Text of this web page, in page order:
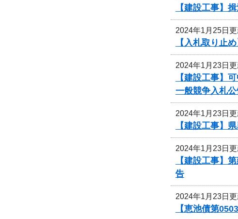
【建設工事
2024年1月25日
【入札取り止
2024年1月23日
【建設工事】
一般競争入札
2024年1月23日
【建設工事】
2024年1月23日
【建設工事】
告
2024年1月23日
【恵池債第